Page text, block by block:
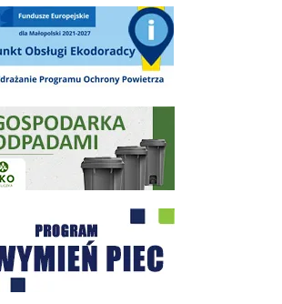
Obsługi Ekodoradcy Wieliczka
odpadami na terenie Miasta i Gminy Wieliczka
"Czyste Powietrze" - Wieliczka